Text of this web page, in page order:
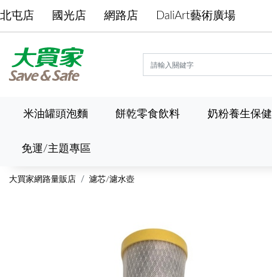
北屯店 國光店 網路店 DaliArt藝術廣場
米油罐頭泡麵 餅乾零食飲料 奶粉養生保健
免運/主題專區
大買家網路量販店 濾芯/濾水壺